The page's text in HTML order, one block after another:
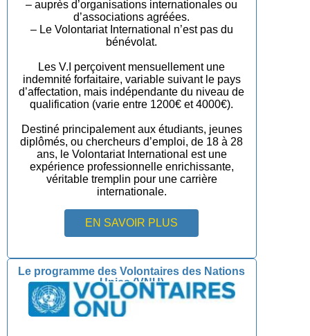
– auprès d’organisations internationales ou
d’associations agréées.
– Le Volontariat International n’est pas du
bénévolat.
Les V.I perçoivent mensuellement une
indemnité forfaitaire, variable suivant le pays
d’affectation, mais indépendante du niveau de
qualification (varie entre 1200€ et 4000€).
Destiné principalement aux étudiants, jeunes
diplômés, ou chercheurs d’emploi, de 18 à 28
ans, le Volontariat International est une
expérience professionnelle enrichissante,
véritable tremplin pour une carrière
internationale.
EN SAVOIR PLUS
Le programme des Volontaires des Nations
Unies (VNU)